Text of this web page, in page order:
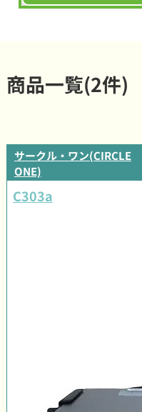
商品一覧(2件)
サークル・ワン(CIRCLE
ONE)
C303a